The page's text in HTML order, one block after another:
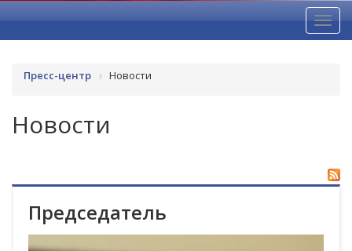
Пресс-центр Новости
Новости
Председатель